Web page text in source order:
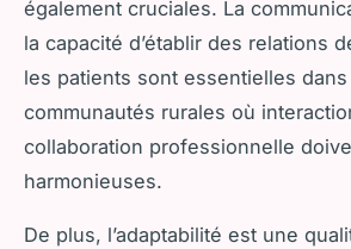
également cruciales. La
la capacité d’établir des relations
les patients sont essentielles
communautés rurales où
collaboration professionnelle
harmonieuses.
De plus, l’adaptabilité est une